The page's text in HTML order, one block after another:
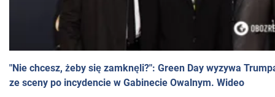
"Nie chcesz, żeby się zamknęli?": Green Day wyzywa
ze sceny po incydencie w Gabinecie Owalnym. Wideo